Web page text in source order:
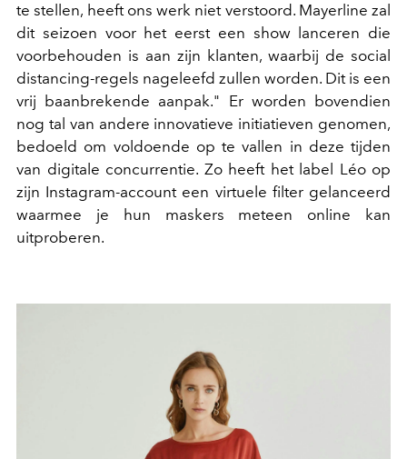
te stellen, heeft ons werk niet verstoord. Mayerline zal
dit seizoen voor het eerst een show lanceren die
voorbehouden is aan zijn klanten, waarbij de social
distancing-regels nageleefd zullen worden. Dit is een
vrij baanbrekende aanpak." Er worden bovendien
nog tal van andere innovatieve initiatieven genomen,
bedoeld om voldoende op te vallen in deze tijden
van digitale concurrentie. Zo heeft het label Léo op
zijn Instagram-account een virtuele filter gelanceerd
waarmee je hun maskers meteen online kan
uitproberen.